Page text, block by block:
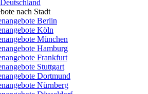
nach Stadt
Berlin
Köln
München
Hamburg
Frankfurt
Stuttgart
Dortmund
Nürnberg